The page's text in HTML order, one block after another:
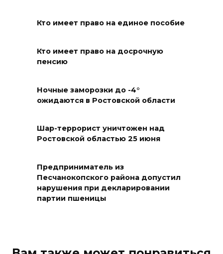
медицинской помощи с
экспертов
В Новочеркасске построят
Платовский
Это стало нашей традицией:
ростовчане установили
самодельные поилки для
Кто имеет право на единое пособие
Кто имеет право на досрочную
пенсию
Ночные заморозки до -4°
ожидаются в Ростовской области
Шар-террорист уничтожен над
Ростовской областью 25 июня
Предприниматель из
Песчанокопского района допустил
нарушения при декларировании
партии пшеницы